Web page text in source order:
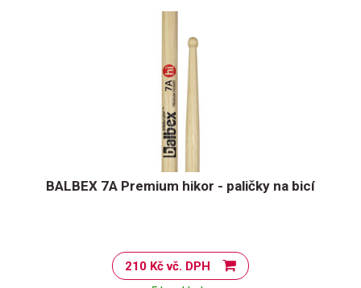
BALBEX 7A Premium hikor - paličky na bicí
210 Kč vč. DPH